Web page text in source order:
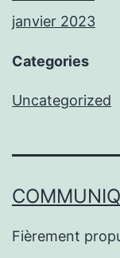
janvier 2023
Categories
Uncategorized
Fièrement